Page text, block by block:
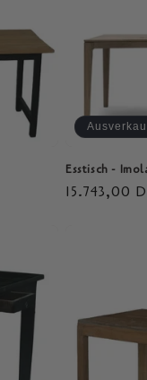
Esstisch -
Normaler
15.743,00